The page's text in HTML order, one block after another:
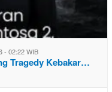
- 02:22 WIB
Tragedy Kebakar…